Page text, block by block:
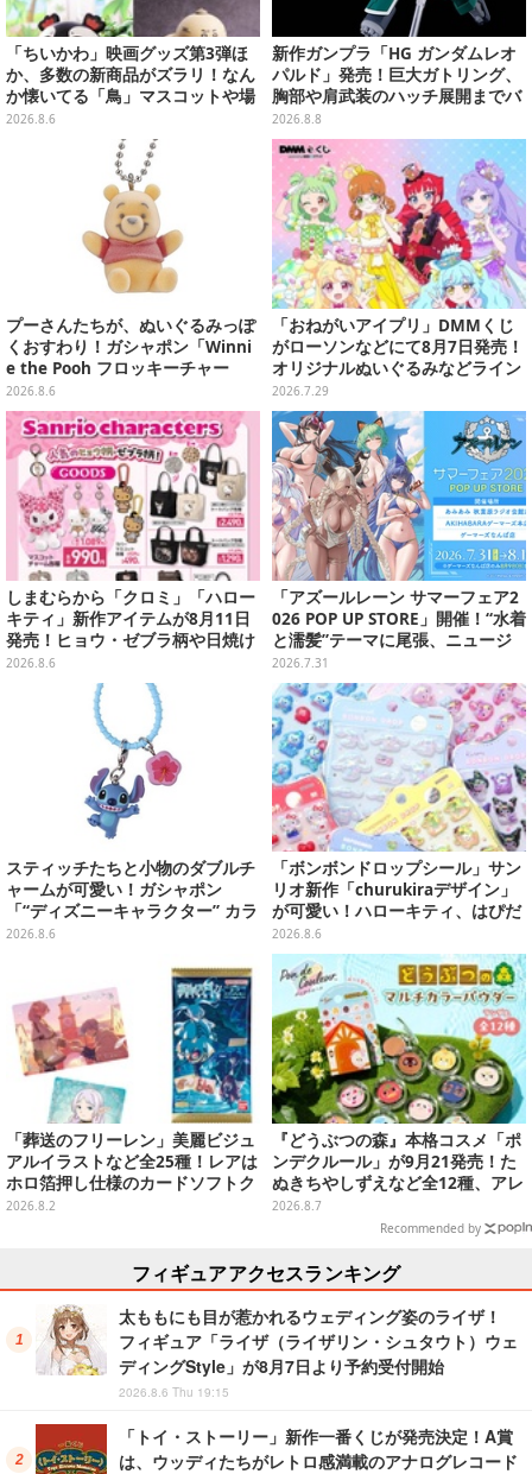
「ちいかわ」映画グッズ第3弾ほ
か、多数の新商品がズラリ！なん
か懐いてる「鳥」マスコットや場
面写アイテムなど必見のラインナ
2026.8.6
新作ガンプラ「HG ガンダムレオ
パルド」発売！巨大ガトリング、
胸部や肩武装のハッチ展開までバ
ッチリ
2026.8.8
プーさんたちが、ぬいぐるみっぽ
くおすわり！ガシャポン「Winni
e the Pooh フロッキーチャー
ム」ふわふわでどれも可愛い全4
種
2026.8.6
「おねがいアイプリ」DMMくじ
がローソンなどにて8月7日発売！
オリジナルぬいぐるみなどライン
ナップ、各等賞にスペシャルアイ
プリカードが付属
2026.7.29
しまむらから「クロミ」「ハロー
キティ」新作アイテムが8月11日
発売！ヒョウ・ゼブラ柄や日焼け
デザインの可愛い雑貨・アパレル
2026.8.6
「アズールレーン サマーフェア2
026 POP UP STORE」開催！“水着
と濡髪”テーマに尾張、ニュージ
ャージーなど新規描き下ろしイラ
ストグッズ販売
2026.7.31
スティッチたちと小物のダブルチ
ャームが可愛い！ガシャポン
「“ディズニーキャラクター” カラ
フルマルチチャーム」が発売
2026.8.6
「ボンボンドロップシール」サン
リオ新作「churukiraデザイン」
が可愛い！ハローキティ、はぴだ
んぶいなど全8種類が順次展開
2026.8.6
「葬送のフリーレン」美麗ビジュ
アルイラストなど全25種！レアは
ホロ箔押し仕様のカードソフトク
ッキー
2026.8.2
『どうぶつの森』本格コスメ「ポ
ンデクルール」が9月21発売！た
ぬきちやしずえなど全12種、アレ
ンジできるリアクションシールも
2026.8.7
Recommended by
フィギュアアクセスランキング
太ももにも目が惹かれるウェディング姿のライザ！
フィギュア「ライザ（ライザリン・シュタウト）ウェ
ディングStyle」が8月7日より予約受付開始
2026.8.6 Thu 19:15
「トイ・ストーリー」新作一番くじが発売決定！A賞
は、ウッディたちがレトロ感満載のアナログレコード